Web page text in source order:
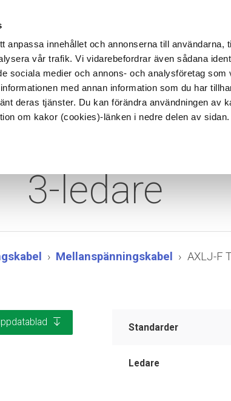
anpassa innehållet och annonserna till användarna,
vår trafik. Vi vidarebefordrar även sådana
sociala medier och annons- och analysföretag som
med annan information som du har
deras tjänster. Du kan förändra användningen av
om kakor (cookies)-länken i nedre delen av sidan.
ANVÄNDNINGSOMRÅDEN TRUMMOR
TT 12/20
3-ledare
Mellanspänningskabel AXLJ-F
Standarder
Ledare